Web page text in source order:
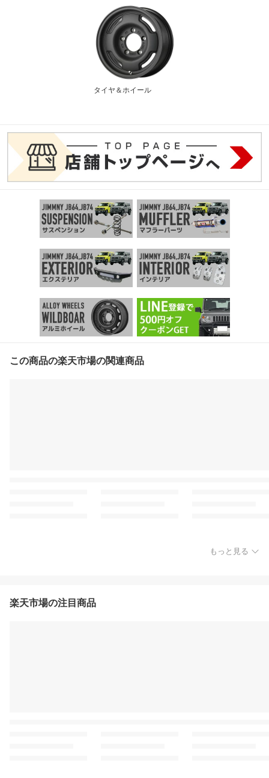
タイヤ＆ホイール
この商品の楽天市場の関連商品
もっと見る
楽天市場の注目商品